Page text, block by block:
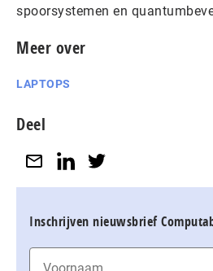
spoorsystemen en
Meer over
LAPTOPS
Deel
Inschrijven nieuwsbrief